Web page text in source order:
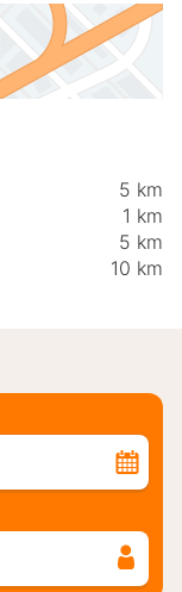
5 km
1 km
5 km
10 km